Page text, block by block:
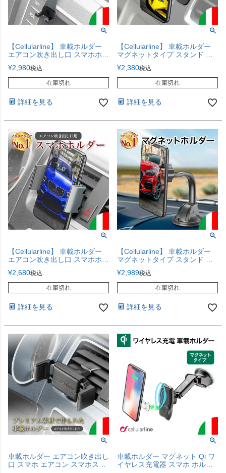
【Cellularline】 車載ホルダー
エアコン吹き出し口 スマホホル
くだけで自動でしっかりホール
ド】
¥2,980税込
在庫切れ
詳細を見る
【Cellularline】 車載ホルダー
マグネットタイプ スタンド ス
【マグネット固定】
¥2,380税込
在庫切れ
詳細を見る
【Cellularline】 車載ホルダー
エアコン吹き出し口 スマホホル
タルフォルム】
¥2,680税込
在庫切れ
詳細を見る
【Cellularline】 車載ホルダー
マグネットタイプ スタンド ス
定】
¥2,989税込
在庫切れ
詳細を見る
車載ホルダー エアコン吹き出し
口 スマホ エアコン スマホスタ
車載ホルダー マグネット Qi ワ
イヤレス充電器 スマホ ホルダ